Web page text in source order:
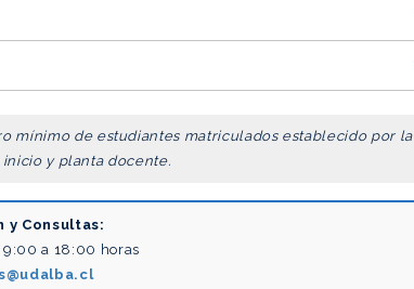
mínimo de estudiantes matriculados establecido por la
inicio y planta docente.
y Consultas:
9:00 a 18:00 horas